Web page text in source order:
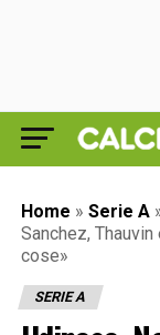
Home » Serie A
Sanchez,
cose»
SERIE A